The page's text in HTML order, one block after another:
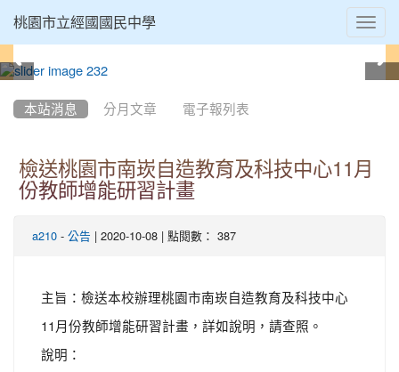
桃園市立經國國民中學
本站消息 分月文章 電子報列表
檢送桃園市南崁自造教育及科技中心11月
份教師增能研習計畫
a210 - 公告 | 2020-10-08 | 點閱數： 387
主旨：檢送本校辦理桃園市南崁自造教育及科技中心
11月份教師增能研習計畫，詳如說明，請查照。
說明：